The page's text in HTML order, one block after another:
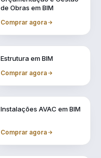
de Obras em BIM
Comprar agora
Estrutura em BIM
Comprar agora
Instalações AVAC em BIM
Comprar agora